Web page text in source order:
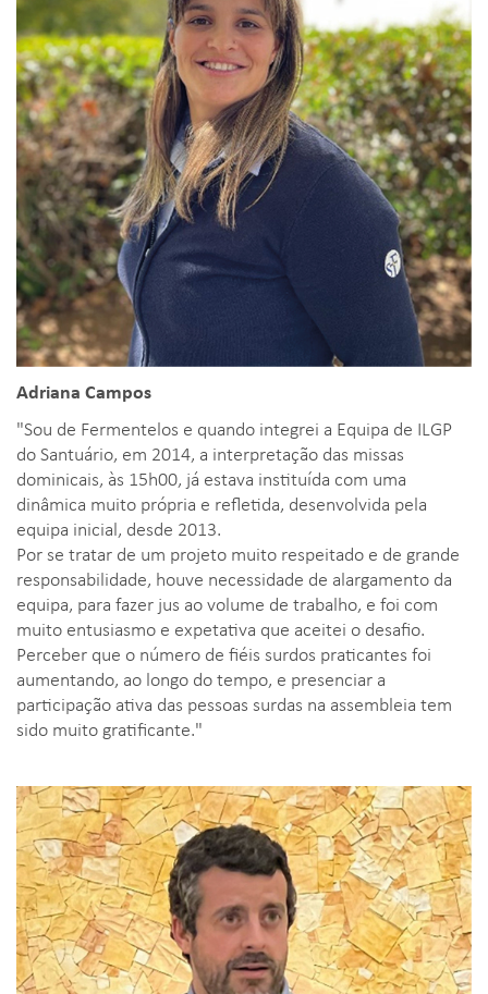
Adriana Campos
"Sou de Fermentelos e quando integrei a Equipa de ILGP
do Santuário, em 2014, a interpretação das missas
dominicais, às 15h00, já estava instituída com uma
dinâmica muito própria e refletida, desenvolvida pela
equipa inicial, desde 2013.
Por se tratar de um projeto muito respeitado e de grande
responsabilidade, houve necessidade de alargamento da
equipa, para fazer jus ao volume de trabalho, e foi com
muito entusiasmo e expetativa que aceitei o desafio.
Perceber que o número de fiéis surdos praticantes foi
aumentando, ao longo do tempo, e presenciar a
participação ativa das pessoas surdas na assembleia tem
sido muito gratificante."